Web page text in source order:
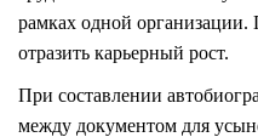
рамках одной организации.
отразить карьерный рост.
При составлении
между документом для